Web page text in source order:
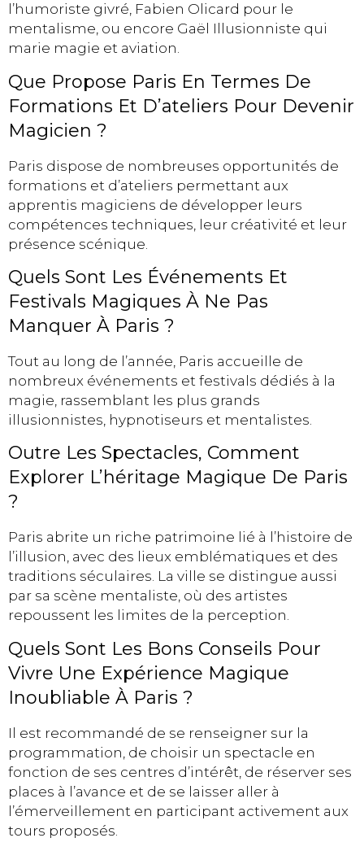
l’humoriste givré, Fabien Olicard pour le
mentalisme, ou encore Gaël Illusionniste qui
marie magie et aviation.
Que Propose Paris En Termes De
Formations Et D’ateliers Pour Devenir
Magicien ?
Paris dispose de nombreuses opportunités de
formations et d’ateliers permettant aux
apprentis magiciens de développer leurs
compétences techniques, leur créativité et leur
présence scénique.
Quels Sont Les Événements Et
Festivals Magiques À Ne Pas
Manquer À Paris ?
Tout au long de l’année, Paris accueille de
nombreux événements et festivals dédiés à la
magie, rassemblant les plus grands
illusionnistes, hypnotiseurs et mentalistes.
Outre Les Spectacles, Comment
Explorer L’héritage Magique De Paris
?
Paris abrite un riche patrimoine lié à l’histoire de
l’illusion, avec des lieux emblématiques et des
traditions séculaires. La ville se distingue aussi
par sa scène mentaliste, où des artistes
repoussent les limites de la perception.
Quels Sont Les Bons Conseils Pour
Vivre Une Expérience Magique
Inoubliable À Paris ?
Il est recommandé de se renseigner sur la
programmation, de choisir un spectacle en
fonction de ses centres d’intérêt, de réserver ses
places à l’avance et de se laisser aller à
l’émerveillement en participant activement aux
tours proposés.